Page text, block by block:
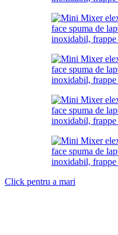
Click pentru a mari